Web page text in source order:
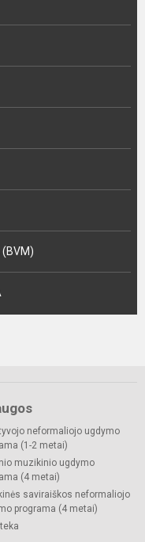
(BVM)
neformaliojo ugdymo
(1-2 metai)
muzikinio ugdymo
(4 metai)
saviraiškos neformaliojo
programa (4 metai)